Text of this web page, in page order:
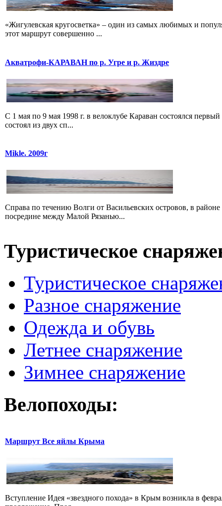
«Жигулевская кругосветка» – один из самых любимых и
этот маршрут совершенно ...
Акватрофи-КАРАВАН по р. Угре и р. Жиздре
С 1 мая по 9 мая 1998 г. в велоклубе Караван состоялся
состоял из двух сп...
Mikle. 2009г
Справа по течению Волги от Васильевских островов, в
посредине между Малой Рязанью...
Туристическое
Туристическое
Разное снаряжение
Одежда и обувь
Летнее снаряжение
Зимнее снаряжение
Велопоходы:
Маршрут Все яйлы Крыма
Вступление Идея «звездного похода» в Крым возникла в